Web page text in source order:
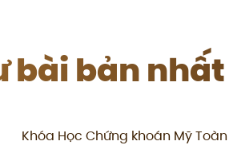
bài bản nhất
Khóa Học Chứng khoán Mỹ